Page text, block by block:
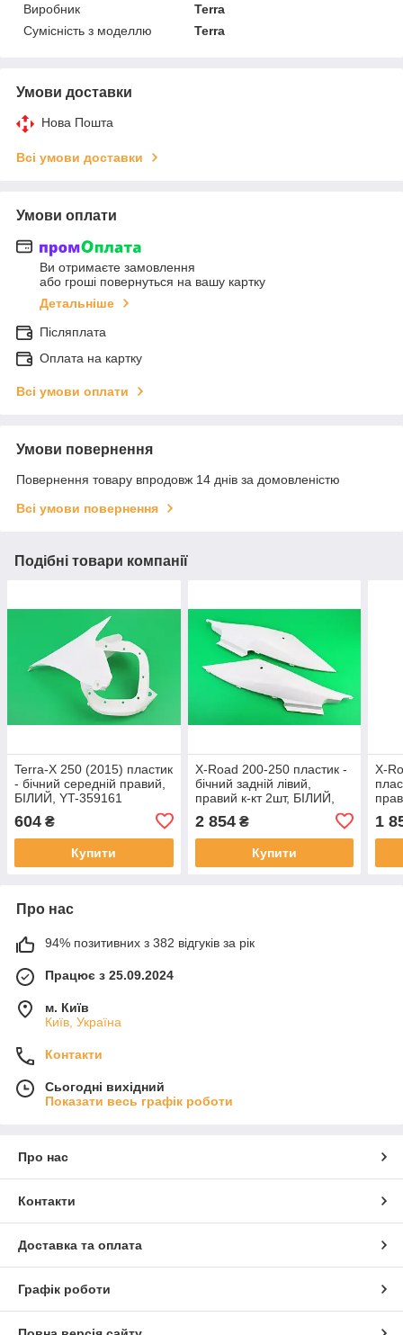
Виробник
Terra
Сумісність з моделлю
Terra
Умови доставки
Нова Пошта
Всі умови доставки
Умови оплати
Ви отримаєте замовлення
або гроші повернуться на вашу картку
Детальніше
Післяплата
Оплата на картку
Всі умови оплати
Умови повернення
Повернення товару впродовж 14 днів за домовленістю
Всі умови повернення
Подібні товари компанії
Terra-X 250 (2015) пластик
- бічний середній правий,
БІЛИЙ, YT-359161
604 ₴
Купити
X-Road 200-250 пластик -
бічний задній лівий,
правий к-кт 2шт, БІЛИЙ,
2 854₴
Купити
X-
1
Про нас
94% позитивних з 382 відгуків за рік
Працює з 25.09.2024
м. Київ
Київ, Україна
Контакти
Сьогодні вихідний
Показати весь графік роботи
Про нас
Контакти
Доставка та оплата
Графік роботи